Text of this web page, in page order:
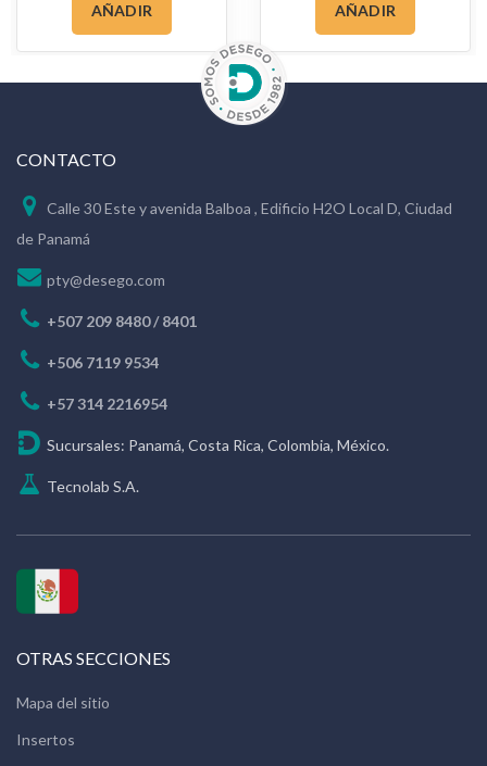
AÑADIR AÑADIR
CONTACTO
Calle 30 Este y avenida Balboa , Edificio H2O Local D, Ciudad
de Panamá
pty@desego.com
+507 209 8480 / 8401
+506 7119 9534
+57 314 2216954
Sucursales: Panamá, Costa Rica, Colombia, México.
Tecnolab S.A.
OTRAS SECCIONES
Mapa del sitio
Insertos